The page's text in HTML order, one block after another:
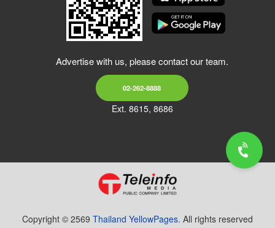
Advertise with us, please contact our team.
02-262-8888
Ext. 8615, 8686
Copyright © 2569 Thailand YellowPages. All rights reserved